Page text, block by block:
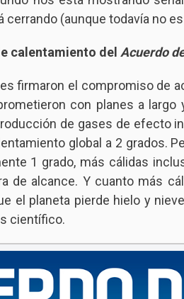
(aunque todavía no
calentamiento del Acuerdo
firmaron el compromiso de
con planes a
de gases de efecto
global a 2 grados.
1 grado, más cálidas
de alcance. Y cuanto más
el planeta pierde hielo y
científico.